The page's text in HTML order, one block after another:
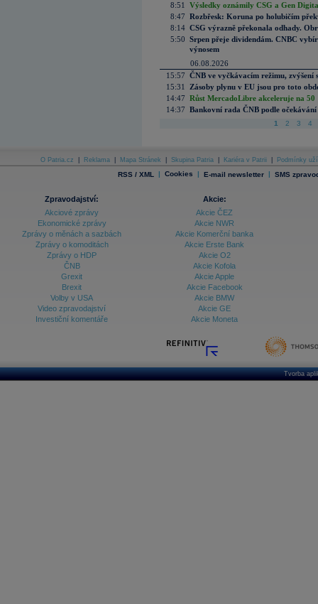
8:51
Výsledky oznámily CSG a Gen
8:47 Rozbřesk: Koruna po holubičím
8:14 CSG výrazně překonala odhady.
5:50 Srpen přeje dividendám. CNBC
výnosem
06.08.2026
15:57 ČNB ve vyčkávacím režimu, zvýšení
15:31
Zásoby plynu v EU jsou pro toto
14:47 Růst MercadoLibre akceleruje na
14:37 Bankovní rada ČNB podle
1 2 3 4
O Patria.cz Reklama Mapa Stránek Skupina Patria Kariéra v Patrii Podmínky
RSS / XML | Cookies | E-mail newsletter | SMS
Zpravodajství:
Akciové zprávy
Ekonomické zprávy
Zprávy o měnách a sazbách
Zprávy o komoditách
Zprávy o HDP
ČNB
Grexit
Brexit
Volby v USA
Video zpravodajství
Investiční komentáře
Akcie:
Akcie ČEZ
Akcie NWR
Akcie Komerční banka
Akcie Erste Bank
Akcie O2
Akcie Kofola
Akcie Apple
Akcie Facebook
Akcie BMW
Akcie GE
Akcie Moneta
Tvorba